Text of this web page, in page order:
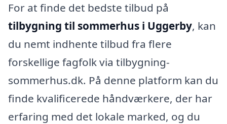
For at finde det bedste tilbud på
tilbygning til sommerhus i Uggerby, kan
du nemt indhente tilbud fra flere
forskellige fagfolk via tilbygning-
sommerhus.dk. På denne platform kan du
finde kvalificerede håndværkere, der har
erfaring med det lokale marked, og du